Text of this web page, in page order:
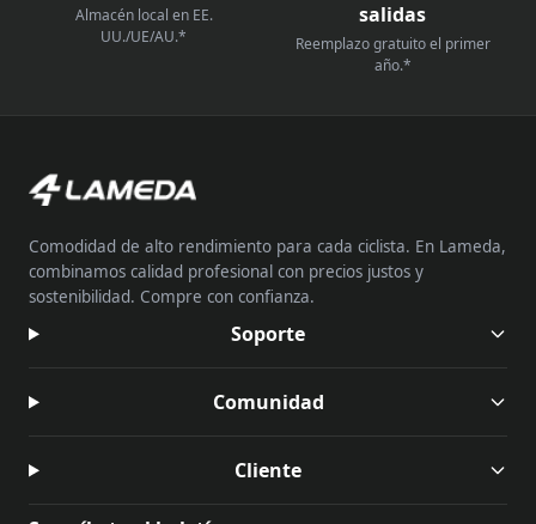
Almacén local en EE.
UU./UE/AU.*
salidas
Reemplazo gratuito el primer
año.*
Comodidad de alto rendimiento para cada ciclista. En Lameda,
combinamos calidad profesional con precios justos y
sostenibilidad. Compre con confianza.
Soporte
Comunidad
Cliente